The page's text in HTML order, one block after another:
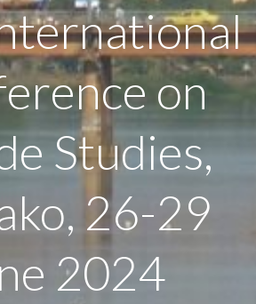
on
Studies,
26-29
2024